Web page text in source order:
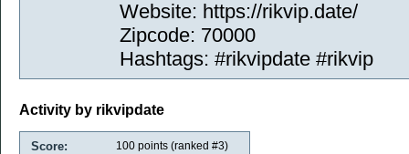
Website: https://rikvip.date/
Zipcode: 70000
Hashtags: #rikvipdate #rikvip
Activity by rikvipdate
Score: 100 points (ranked #3)